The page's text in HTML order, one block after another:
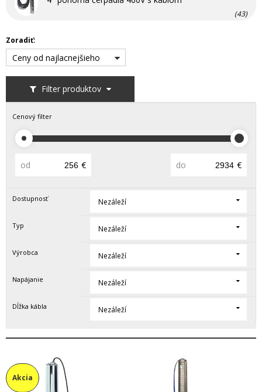
(43)
Filter produktov
Zoradiť:
Ceny od najlacnejšieho
Cenový filter
od € do €
Dostupnosť Nezáleží
Typ Nezáleží
Výrobca Nezáleží
Napájanie Nezáleží
Dĺžka kábla Nezáleží
Akcia